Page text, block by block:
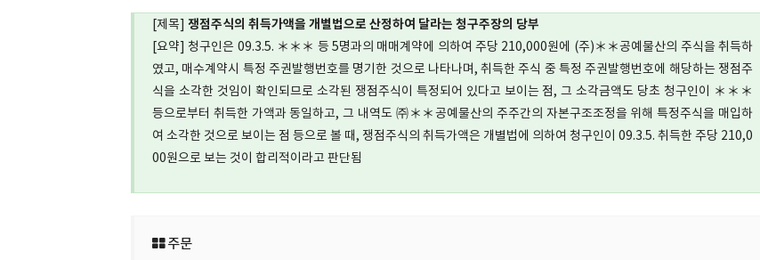
[제목] 쟁점주식의 취득가액을 개별법으로 산정하여 달라는 청구주장의 당부
[요약] 청구인은 09.3.5. ＊＊＊ 등 5명과의 매매계약에 의하여 주당 210,000원에 (주)＊＊공예물산의 주식을 취득하
였고, 매수계약시 특정 주권발행번호를 명기한 것으로 나타나며, 취득한 주식 중 특정 주권발행번호에 해당하는 쟁점주
식을 소각한 것임이 확인되므로 소각된 쟁점주식이 특정되어 있다고 보이는 점, 그 소각금액도 당초 청구인이 ＊＊＊
등으로부터 취득한 가액과 동일하고, 그 내역도 ㈜＊＊공예물산의 주주간의 자본구조조정을 위해 특정주식을 매입하
여 소각한 것으로 보이는 점 등으로 볼 때, 쟁점주식의 취득가액은 개별법에 의하여 청구인이 09.3.5. 취득한 주당 210,0
00원으로 보는 것이 합리적이라고 판단됨
주문